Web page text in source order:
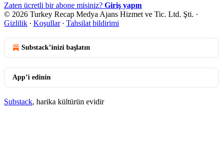
Zaten ücretli bir abone misiniz? Giriş yapın
© 2026 Turkey Recap Medya Ajans Hizmet ve Tic. Ltd. Şti. ·
Gizlilik ∙ Koşullar∙ Tahsilat bildirimi
Substack’inizi başlatın
App’i edinin
Substack, harika kültürün evidir